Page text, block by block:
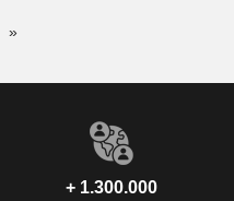
+ 1.300.000